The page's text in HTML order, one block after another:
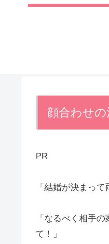
顔合わせ
PR
「結婚が決まっ
「なるべく相手
て！」